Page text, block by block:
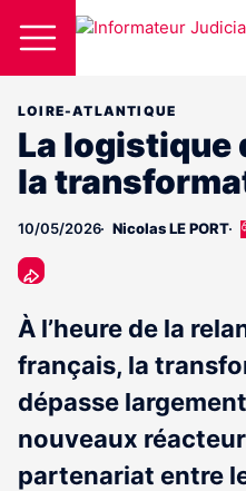
LOIRE-ATLANTIQUE
La logistique
la
10/05/2026 Nicolas LE PORT
À l’heure de la
français, la
dépasse
nouveaux
partenariat entre